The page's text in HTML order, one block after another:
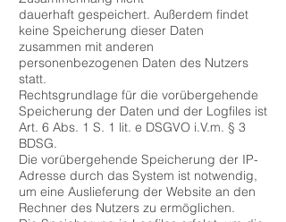
dauerhaft gespeichert. Außerdem findet
keine Speicherung dieser Daten
zusammen mit anderen
personenbezogenen Daten des Nutzers
statt.
Rechtsgrundlage für die vorübergehende
Speicherung der Daten und der Logfiles ist
Art. 6 Abs. 1 S. 1 lit. e DSGVO i.V.m. § 3
BDSG.
Die vorübergehende Speicherung der IP-
Adresse durch das System ist notwendig,
um eine Auslieferung der Website an den
Rechner des Nutzers zu ermöglichen.